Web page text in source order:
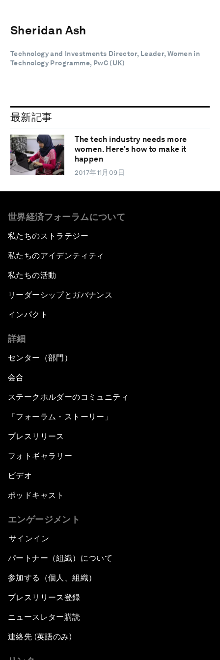
Sheridan Ash
Technology and Investments Director, Leader, Women in
Technology Programme, PwC (UK)
最新記事
The tech industry needs more
women. Here's how to make it
happen
2017年11月09日
世界経済フォーラムについて
私たちのストラテジー
私たちのアイデンティティ
私たちの活動
リーダーシップとガバナンス
インパクト
詳細
センター（部門）
会合
ステークホルダーのコミュニティ
「フォーラム・ストーリー」
プレスリリース
フォトギャラリー
ビデオ
ポッドキャスト
エンゲージメント
サインイン
パートナー（組織）について
参加する（個人、組織）
プレスリリース登録
ニュースレター購読
連絡先 (英語のみ)